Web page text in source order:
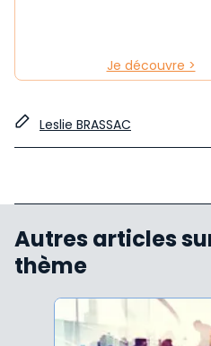
Je découvre >
Leslie BRASSAC
Autres articles
thème